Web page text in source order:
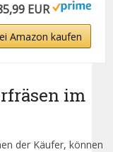
EUR
Amazon kaufen
im
der Käufer, können